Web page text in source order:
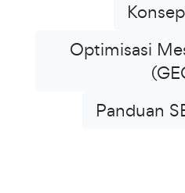
Optimisasi
Panduan